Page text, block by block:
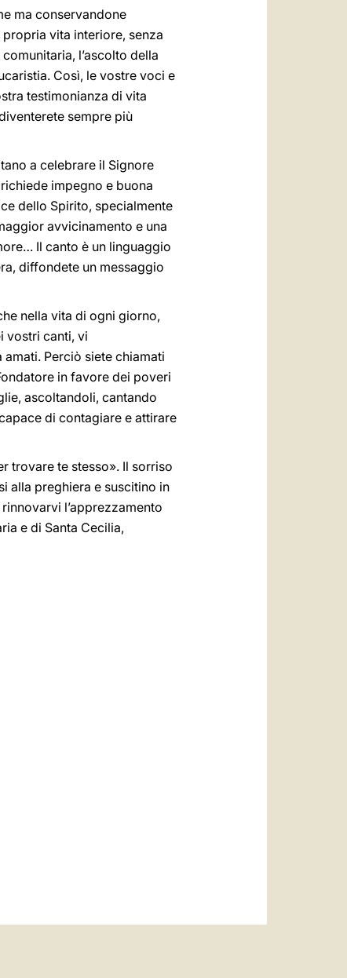
ma conservandone
vita interiore, senza
l’ascolto della
Così, le vostre voci e
testimonianza di vita
sempre più
a celebrare il Signore
impegno e buona
dello Spirito, specialmente
avvicinamento e una
Il canto è un linguaggio
diffondete un messaggio
nella vita di ogni giorno,
vostri canti, vi
Perciò siete chiamati
in favore dei poveri
ascoltandoli, cantando
di contagiare e attirare
trovare te stesso». Il sorriso
alla preghiera e suscitino in
l’apprezzamento
e di Santa Cecilia,